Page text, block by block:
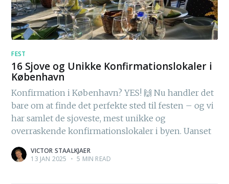
FEST
16 Sjove og Unikke Konfirmationslokaler i
København
Konfirmation i København? YES! 🙌 Nu handler det
bare om at finde det perfekte sted til festen – og vi
har samlet de sjoveste, mest unikke og
overraskende konfirmationslokaler i byen. Uanset
VICTOR STAALKJAER
13 JAN 2025 • 5 MIN READ